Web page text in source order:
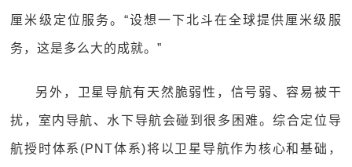
厘米级定位服务。“设想一下北斗在全球提供厘米级服
务，这是多么大的成就。”
另外，卫星导航有天然脆弱性，信号弱、容易被干
扰，室内导航、水下导航会碰到很多困难。综合定位导
航授时体系(PNT体系)将以卫星导航作为核心和基础，